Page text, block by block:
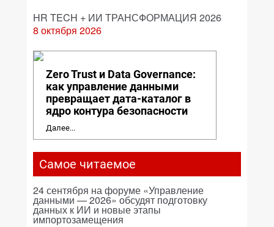
HR TECH + ИИ ТРАНСФОРМАЦИЯ 2026
8 октября 2026
Zero Trust и Data Governance:
как управление данными
превращает дата-каталог в
ядро контура безопасности
Далее...
Самое читаемое
24 сентября на форуме «Управление
данными — 2026» обсудят подготовку
данных к ИИ и новые этапы
импортозамещения